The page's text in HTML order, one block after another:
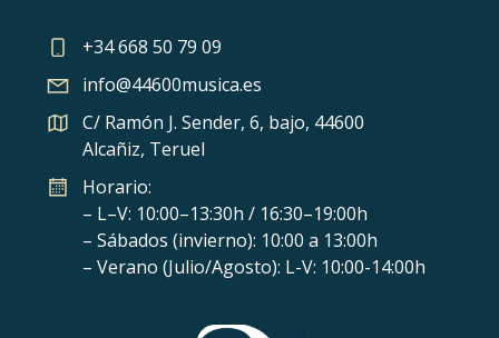
+34 668 50 79 09
info@44600musica.es
C/ Ramón J. Sender, 6, bajo, 44600
Alcañiz, Teruel
Horario:
– L–V: 10:00–13:30h / 16:30–19:00h
– Sábados (invierno): 10:00 a 13:00h
– Verano (Julio/Agosto): L-V: 10:00-14:00h